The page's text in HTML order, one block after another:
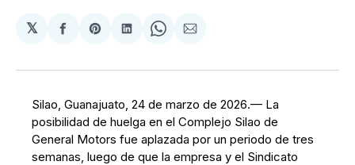
𝕏
Compartir
Facebook
Share
Pinterest
Compartir
LinkedIn
Share
WhatsApp
Compartir
Email
Silao, Guanajuato, 24 de marzo de 2026.— La
posibilidad de huelga en el Complejo Silao de
General Motors fue aplazada por un periodo de tres
semanas, luego de que la empresa y el Sindicato